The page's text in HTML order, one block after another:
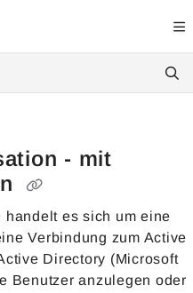
at: https://
before exploring further.
- mit
handelt es sich um eine
Verbindung zum Active
Directory (Microsoft
Benutzer anzulegen oder